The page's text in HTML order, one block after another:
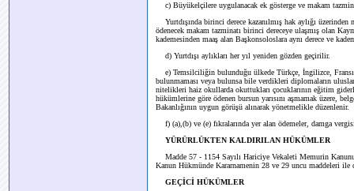
c) Büyükelçilere uygulanacak ek gösterge ve makam
Yurtdışında birinci derece kazanılmış hak aylığı
ödenecek makam tazminatı birinci dereceye ulaşmış olan
kademesinden maaş alan Başkonsoloslara aynı derece ve
d) Yurtdışı aylıkları her yıl yeniden gözden geçirilir.
e) Temsilciliğin bulunduğu ülkede Türkçe, İngilizce,
bulunmaması veya bulunsa bile verdikleri diplomaların
nitelikleri haiz okullarda okuttukları çocuklarının eğitim
hükümlerine göre ödenen bursun yarısını aşmamak üzere,
Bakanlığının uygun görüşü alınarak yönetmelikle düzenlenir.
f) (a),(b) ve (e) fıkralarında yer alan ödemeler, damga
YÜRÜRLÜKTEN KALDIRILAN HÜKÜMLER
Madde 57 - 1154 Sayılı Hariciye Vekaleti Memurin
Kanun Hükmünde Kararnamenin 28 ve 29 uncu maddeleri ile
GEÇİCİ HÜKÜMLER